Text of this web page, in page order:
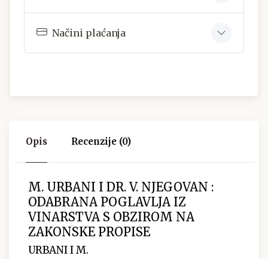
Načini plaćanja
Opis Recenzije (0)
M. URBANI I DR. V. NJEGOVAN :
ODABRANA POGLAVLJA IZ
VINARSTVA S OBZIROM NA
ZAKONSKE PROPISE
URBANI I M.